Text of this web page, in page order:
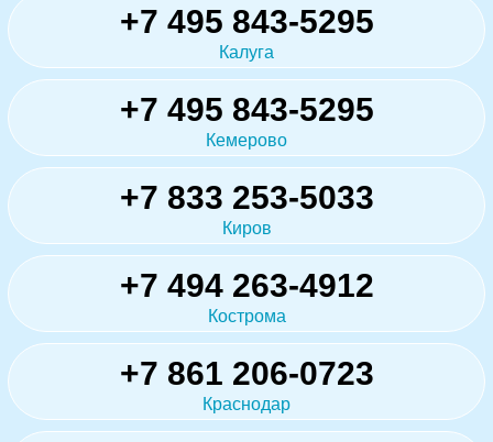
+7 495 843-5295
Калуга
+7 495 843-5295
Кемерово
+7 833 253-5033
Киров
+7 494 263-4912
Кострома
+7 861 206-0723
Краснодар